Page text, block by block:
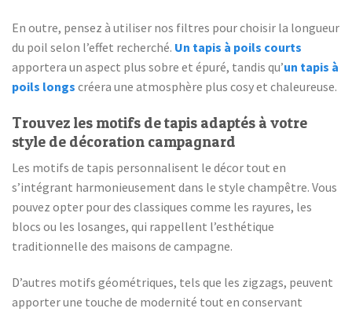
En outre, pensez à utiliser nos filtres pour choisir la longueur
du poil selon l’effet recherché. Un tapis à poils courts
apportera un aspect plus sobre et épuré, tandis qu’un tapis à
poils longs créera une atmosphère plus cosy et chaleureuse.
Trouvez les motifs de tapis adaptés à votre
style de décoration campagnard
Les motifs de tapis personnalisent le décor tout en
s’intégrant harmonieusement dans le style champêtre. Vous
pouvez opter pour des classiques comme les rayures, les
blocs ou les losanges, qui rappellent l’esthétique
traditionnelle des maisons de campagne.
D’autres motifs géométriques, tels que les zigzags, peuvent
apporter une touche de modernité tout en conservant